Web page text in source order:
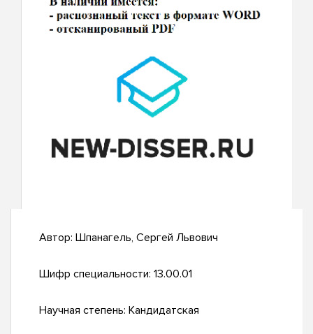
Автор: Шпанагель, Сергей Львович
Шифр специальности: 13.00.01
Научная степень: Кандидатская